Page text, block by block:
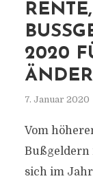
020
NDERT
7. Januar 2020
Vom
Bußgeldern
sich im